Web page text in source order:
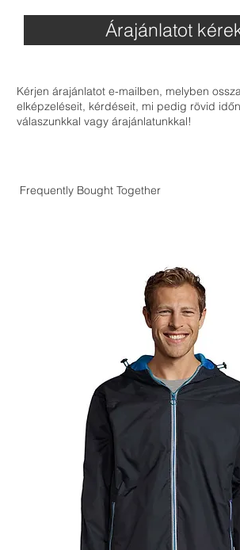
Árajánlatot
Kérjen árajánlatot e-mailben, melyben
elképzeléseit, kérdéseit, mi pedig rövid
válaszunkkal vagy árajánlatunkkal!
Frequently Bought Together